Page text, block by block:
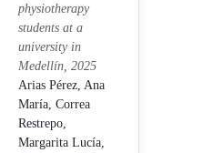
physiotherapy
students at a
university in
Medellín, 2025
Arias Pérez, Ana
María, Correa
Restrepo,
Margarita Lucía,